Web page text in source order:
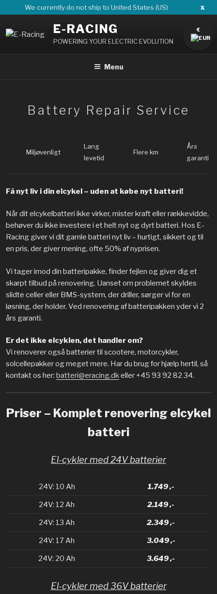
to
content
We currently do not ship to United States (US) x
E-RACING
POWERING YOUR ELECTRIC EVOLUTION
Menu
Battery Repair Service
Miljøvenligt
Lang
levetid
Flere km
Års
garanti
Få nyt liv i din elcykel – uden at købe nyt batteri!
Når dit elcykelbatteri ikke virker, mister kraft eller rækkevidde,
behøver du ikke investere i et helt nyt og dyrt batteri. Hos E-
Racing giver vi dit gamle batteri nyt liv – hurtigt, sikkert og til
en pris, der giver mening, ofte 50% af nyprisen.
Vi tager imod din batteripakke, finder fejlen og giver dig et
skarpt tilbud på renovering. Uanset om problemet skyldes
slidte celler eller BMS-system, der driller, sørger vi for en
løsning, der holder. Ved renovering af batteripakken yder vi 2
års garanti.
Er det ikke elcyklen, det handler om?
Vi renoverer også batterier til scootere, motorcykler,
solcellepakker og meget mere. Har du brug for hjælp hertil, så
kontakt os her: batteri@eracing.dkeller +45 93 92 82 34.
Priser – Komplet renovering elcykel
batteri
El-cykler med 24V batterier
24V: 10 Ah 1.749 ,-
24V: 12 Ah 2.149 ,-
24V: 13 Ah 2.349 ,-
24V: 17 Ah 3.049 ,-
24V: 20 Ah 3.649 ,-
El-cykler med 36V batterier
€